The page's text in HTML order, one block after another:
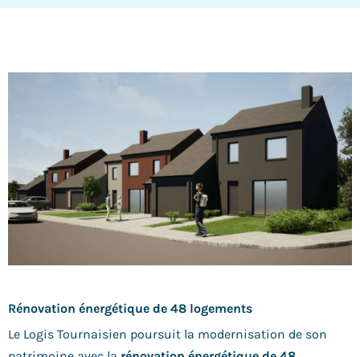
Rénovation énergétique de 48 logements
Le Logis Tournaisien poursuit la modernisation de son